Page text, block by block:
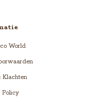
World
Klachten
Policy